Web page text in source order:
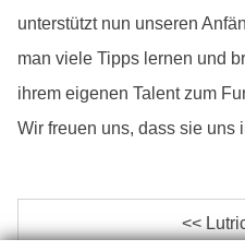
unterstützt nun unseren
man viele Tipps lernen und
ihrem eigenen Talent zum
Wir freuen uns, dass sie uns
<<